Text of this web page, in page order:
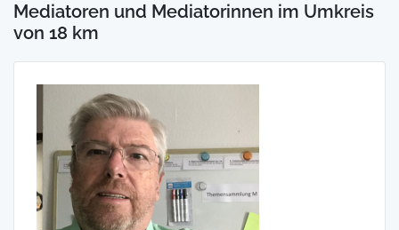
Mediatoren und Mediatorinnen im Umkreis
von 18 km